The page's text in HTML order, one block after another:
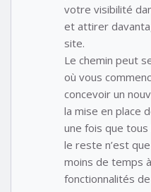
votre visibilité
et attirer
site.
Le chemin peut
où vous
concevoir un
la mise en place
une fois que
le reste n’est
moins de temps
fonctionnalités